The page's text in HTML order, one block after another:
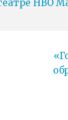
HBO